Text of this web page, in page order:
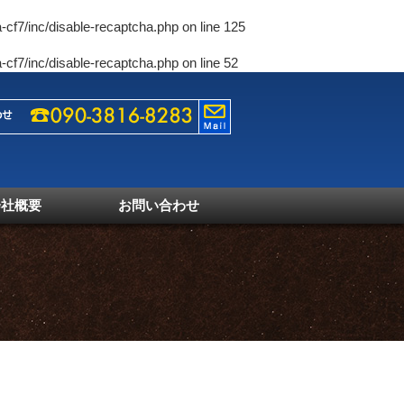
cf7/inc/disable-recaptcha.php on line 125
cf7/inc/disable-recaptcha.php on line 52
概要 お問い合わせ